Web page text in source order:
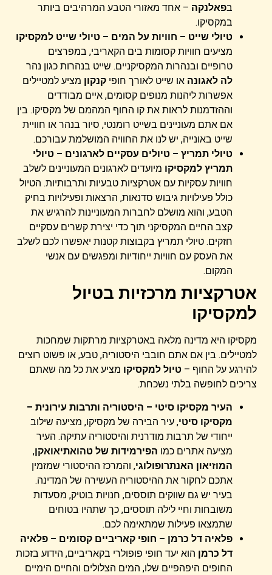
בפאלנקה – אחד מאזורי הטבע המרהיבים ביותר
במקסיקו.
טיולי שייט – חוויות על המים – טיולי שייט למקסיקו
מציעים חוויות קסומות בים הקאריבי, במפרצים
טרופיים ובנהרות המקסיקניים. שייט בנהרות כגון נהר
לה לאגונה או שייט לאורך חופי קנקון מציע למטיילים
אפשרות ליהנות מנופים קסומים, איים מבודדים
וההזדמנות לראות את קו החוף המהמם של מקסיקו. בין
אם אתם מעוניינים בשייט רומנטי, סיור בנהר או חוויית
שייט באונייה, יש לנו את החוויה המושלמת עבורכם.
טיולי תמריץ – טיולים עסקיים לארגונים – טיולי
תמריץ למקסיקו מיועדים לארגונים המעוניינים לשלב
חוויות עסקיות עם אטרקציות טבעיות ותרבותיות. הטיול
כולל פעילויות גיבוש סדנאות, הרצאות ופעילויות בחיק
הטבע, והוא מושלם לחברות המעוניינות להרגיש את
קצב החיים המקסיקני תוך כדי יצירת קשרים עסקיים
חזקים. טיולי תמריץ בקבוצות קטנות יאפשרו לכם לשלב
את העסק עם חוויות ייחודיות ומפגשים עם אנשי
המקום.
אטרקציות מרכזיות בטיול
למקסיקו
מקסיקו היא מדינה מלאה באטרקציות מרתקות שמחכות
למטיילים. בין אם אתם חובבי היסטוריה, טבע, או פשוט רוצים
להירגע על החוף – טיול למקסיקו מציע את כל מה שאתם
צריכים לחופשה בלתי נשכחת.
העיר מקסיקו סיטי – היסטוריה ותרבות עירונית –
מקסיקו סיטי, עיר הבירה של מקסיקו, מציעה שילוב
ייחודי של תרבות מודרנית והיסטוריה עתיקה. העיר
מציעה אתרים כמו הפירמידות של טהואתיאואקן,
המוזיאון האנתרופולוגי, והמרכז ההיסטורי שמזמין
אתכם לחקור את ההיסטוריה העשירה של המדינה.
בעיר יש גם שווקים תוססים, חנויות בוטיק, מסעדות
משובחות וחיי לילה תוססים, כך שתהיו בטוחים
שתמצאו פעילות שמתאימה לכם.
פלאיה דל כרמן – חופי קאריביים קסומים – פלאיה
דל כרמן הוא יעד חופי פופולרי בקאריביים, הידוע בזכות
החופים היפהפיים שלו, המים הצלולים והחיים הימיים